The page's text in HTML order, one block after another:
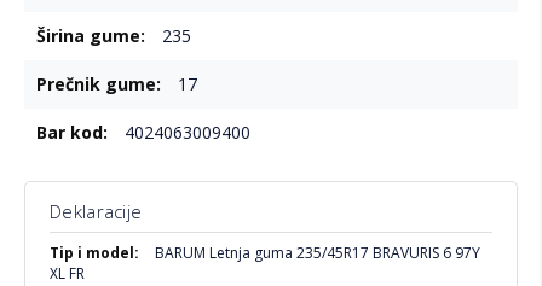
235
17
4024063009400
Deklaracije
Više
informacija
BARUM Letnja guma 235/45R17 BRAVURIS 6 97Y
XL FR